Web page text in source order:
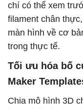
chí có thể xem
filament chân
màn hình về cơ
trong thực tế.
Tối ưu hóa bố
Maker
Chia mô hình 3D